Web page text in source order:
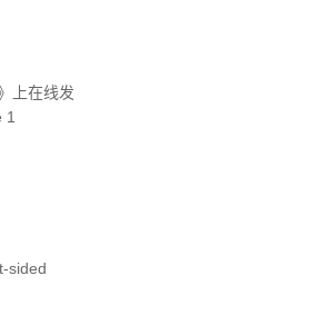
上在线发
1
sided